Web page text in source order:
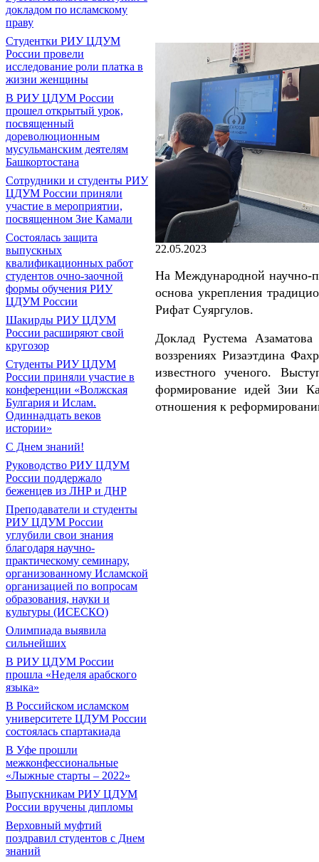
докладом по исламскому
праву
Студентки РИУ ЦДУМ
России провели
исследование роли платка в
жизни женщины
В РИУ ЦДУМ России
прошел открытый урок,
посвященный
дореволюционным
мусульманским деятелям
Башкортостана
Сотрудники и студенты РИУ
ЦДУМ России приняли
участие в мероприятии,
посвященном Зие Камали
Состоялась защита
выпускных
квалификационных работ
студентов очно-заочной
формы обучения РИУ
ЦДУМ России
Шакирды РИУ ЦДУМ
России расширяют свой
кругозор
Студенты РИУ ЦДУМ
России приняли участие в
конференции «Волжская
Булгария и Ислам.
Одиннадцать веков
истории»
С Днем знаний!
Руководство РИУ ЦДУМ
России поддержало
беженцев из ЛНР и ДНР
Преподаватели и студенты
РИУ ЦДУМ России
углубили свои знания
благодаря научно-
практическому семинару,
организованному Исламской
организацией по вопросам
образования, науки и
культуры (ИСЕСКО)
Олимпиада выявила
сильнейших
В РИУ ЦДУМ России
прошла «Неделя арабского
языка»
В Российском исламском
университете ЦДУМ России
состоялась спартакиада
В Уфе прошли
межконфессиональные
«Лыжные старты – 2022»
Выпускникам РИУ ЦДУМ
России вручены дипломы
Верховный муфтий
поздравил студентов с Днем
знаний
22.05.2023
На Международной научно-
основа укрепления
Рифат Суяргулов.
Доклад Рустема
воззрениях Ризаэтдина
известного ученого.
формирование идей Зии
отношения к